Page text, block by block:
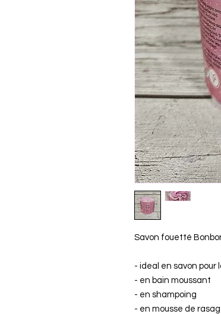
Savon fouetté
- ideal en savon pour
- en bain moussant
- en shampoing
- en mousse de